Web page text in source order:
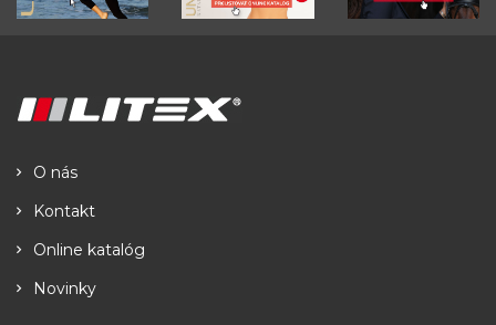
O nás
Kontakt
Online katalóg
Novinky